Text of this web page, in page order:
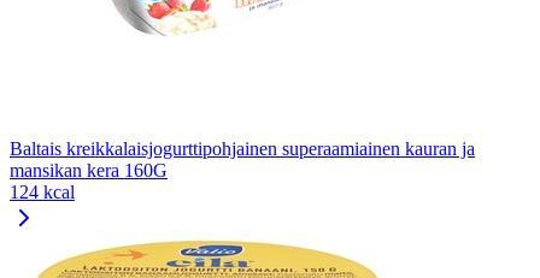
Baltais kreikkalaisjogurttipohjainen superaamiainen kauran ja
mansikan kera 160G
124 kcal